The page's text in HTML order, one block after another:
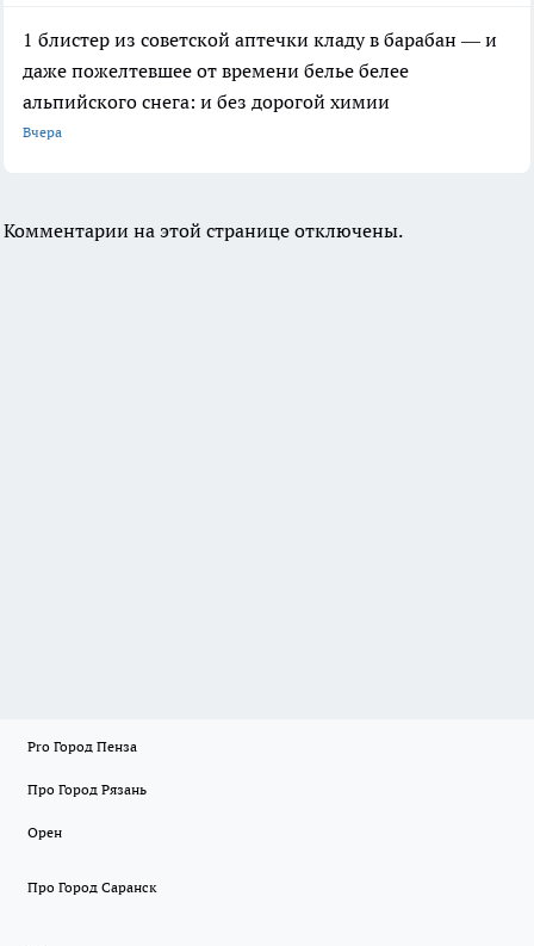
1 блистер из советской аптечки кладу в барабан — и
даже пожелтевшее от времени белье белее
альпийского снега: и без дорогой химии
Вчера
Комментарии на этой странице отключены.
Pro Город Пенза
Про Город Рязань
Орен
Про Город Саранск